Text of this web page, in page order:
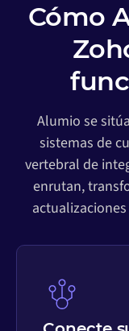
Cómo
Alumio se
sistemas de
vertebral de
enrutan,